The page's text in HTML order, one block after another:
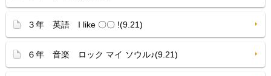
３年 英語 I like 〇〇 !(9.21)
６年 音楽 ロック マイ ソウル♪(9.21)